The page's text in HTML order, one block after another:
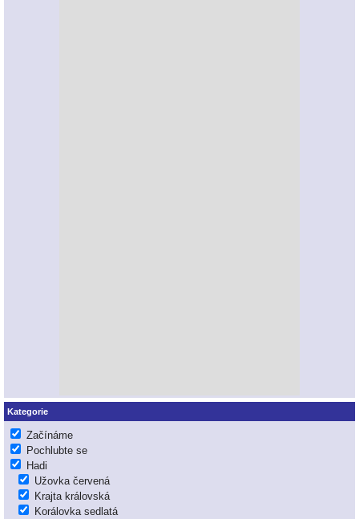
Kategorie
Začínáme
Pochlubte se
Hadi
Užovka červená
Krajta královská
Korálovka sedlatá